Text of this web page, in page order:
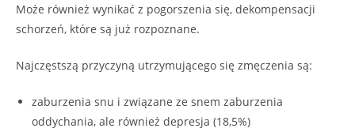
Może również wynikać z pogorszenia się, dekompensacji
schorzeń, które są już rozpoznane.
Najczęstszą przyczyną utrzymującego się zmęczenia są:
zaburzenia snu i związane ze snem zaburzenia
oddychania, ale również depresja (18,5%)